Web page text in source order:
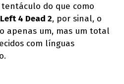
do que como
Left 4 Dead 2, por sinal, o
apenas um, mas um total
com línguas